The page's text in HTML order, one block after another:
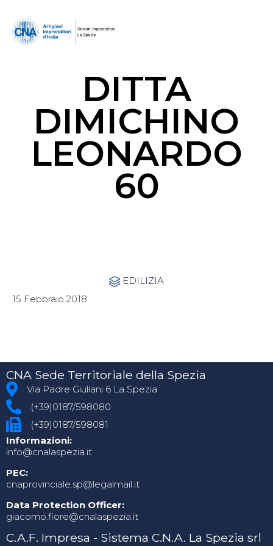
DITTA
DIMICHINO
LEONARDO
60
 Category
EDILIZIA
15 Febbraio 2018
CNA Sede Territoriale della Spezia
Via Padre Giuliani 6 La Spezia
(+39)0187/598080
(+39)0187/598081
Informazioni:
info@cnalaspezia.it
PEC:
cnaprovinciale.sp@legalmail.it
Data Protection Officer:
giacomo.fiore@cnalaspezia.it
C.A.F. Impresa - Sistema C.N.A. La Spezia srl